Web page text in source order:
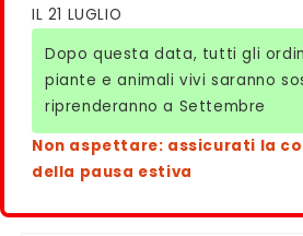
IL 21 LUGLIO
Dopo questa data, tutti gli
piante e animali vivi saranno
riprenderanno a Settembre
Non aspettare: assicurati la
della pausa estiva